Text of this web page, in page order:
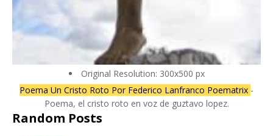
Original Resolution: 300x500 px
Poema Un Cristo Roto Por Federico Lanfranco Poematrix -
Poema, el cristo roto en voz de guztavo lopez.
Random Posts